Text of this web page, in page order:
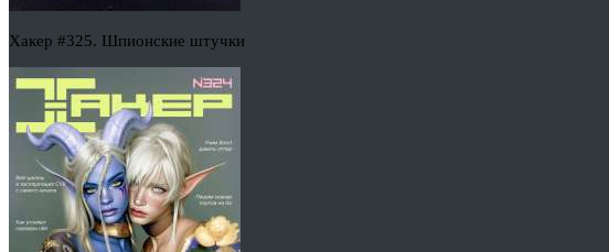
Хакер #325. Шпионские штучки